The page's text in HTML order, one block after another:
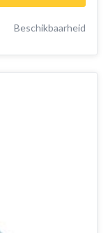
Beschikbaarheid